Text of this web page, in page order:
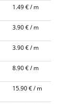
1.49 € / m
3.90 € / m
3.90 € / m
8.90 € / m
15.90 € / m